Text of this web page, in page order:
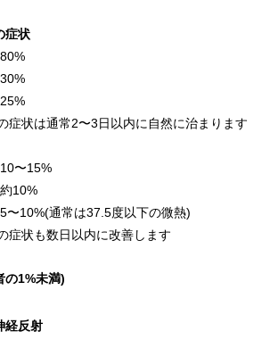
症状
症状は通常2〜3日以内に自然に治まります
〜15%
10%
〜10%(通常は37.5度以下の微熱)
症状も数日以内に改善します
の1%未満)
経反射